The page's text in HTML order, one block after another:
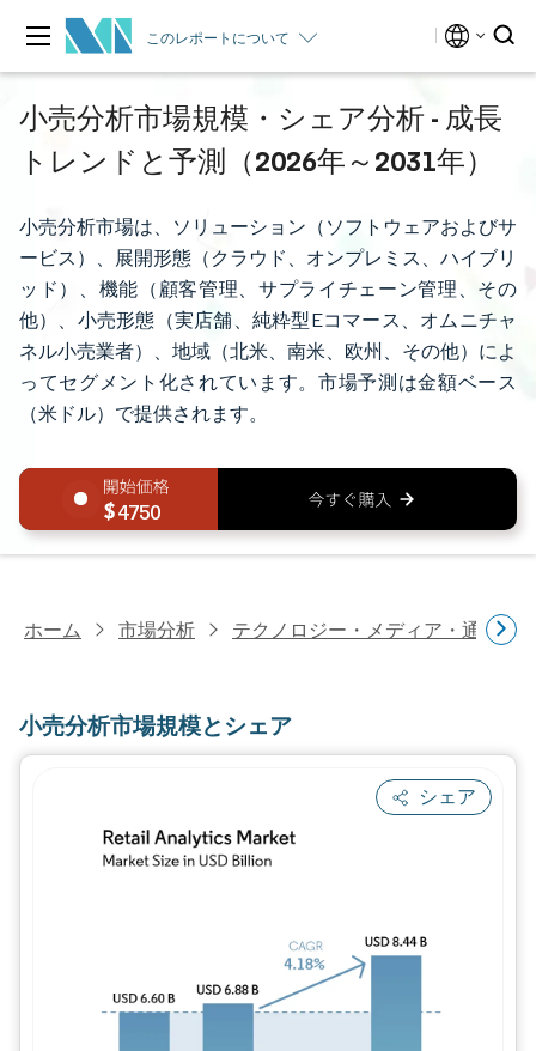
このレポートについて
小売分析市場規模・シェア分析 - 成長
トレンドと予測（2026年～2031年）
小売分析市場は、ソリューション（ソフトウェアおよびサ
ービス）、展開形態（クラウド、オンプレミス、ハイブリ
ッド）、機能（顧客管理、サプライチェーン管理、その
他）、小売形態（実店舗、純粋型Eコマース、オムニチャ
ネル小売業者）、地域（北米、南米、欧州、その他）によ
ってセグメント化されています。市場予測は金額ベース
（米ドル）で提供されます。
4750
ホーム 市場分析 テクノロジー・メディア・通信研
小売分析市場規模とシェア
シェア